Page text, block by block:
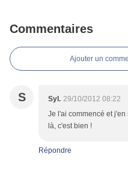
Commentaires
Ajouter un
S Syl. 29/10/2012 08:22
Je l'ai commencé et
là, c'est bien !
Répondre